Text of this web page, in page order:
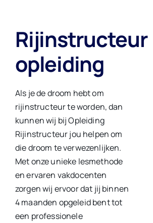
Rijinstructeur
opleiding
Als je de droom hebt om
rijinstructeur te worden, dan
kunnen wij bij Opleiding
Rijinstructeur jou helpen om
die droom te verwezenlijken.
Met onze unieke lesmethode
en ervaren vakdocenten
zorgen wij ervoor dat jij binnen
4 maanden opgeleid bent tot
een professionele